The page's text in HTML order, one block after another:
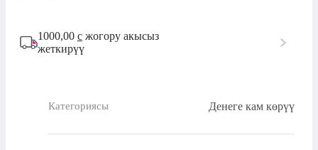
1000,00 с жогору акысыз
жеткирүү
Категориясы Денеге кам көрүү